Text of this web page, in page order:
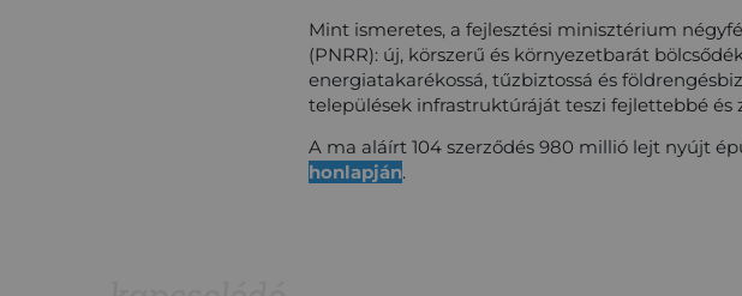
Mint ismeretes, a fejlesztési minisztérium
(PNRR): új, körszerű és környezetbarát
energiatakarékossá, tűzbiztossá és
települések infrastruktúráját teszi fejlettebbé és
A ma aláírt 104 szerződés 980 millió lejt nyújt
honlapján.